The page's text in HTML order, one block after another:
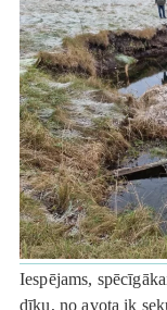
Iespējams,
dīķu, no avota ik